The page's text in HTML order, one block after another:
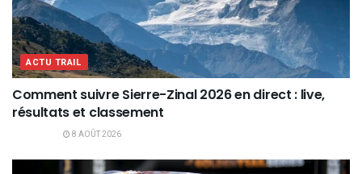
ACTU TRAIL
Comment suivre Sierre-Zinal 2026 en direct : live,
résultats et classement
8 AOÛT 2026